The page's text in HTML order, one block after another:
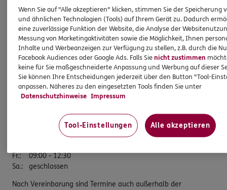
Am Griesetorn 2
59368 Werne
Tel: 02389/4030505
Mobil: 0171/2195038
Fax: 02389/4029081
Öffnungszeiten
09:00 - 12:30
09:00 - 12:30 und 14:00 - 17:30
09:00 - 12:30
Fr.:
09:00 - 12:30
Sa.: geschlossen
Nach Vereinbarung sind Termine auch außerhalb der
Wenn Sie auf "Alle akzeptieren" klicken, stimmen Sie der Speicherung
und ähnlichen Technologien (Tools) auf Ihrem Gerät zu. Dadurch
eine zuverlässige Funktion der Website, die Analyse der
Messung von Marketingaktivitäten sowie die Möglichkeit, Ihnen
Inhalte und Werbeanzeigen zur Verfügung zu stellen, z.B. durch die
Facebook Audiences oder Google Ads. Falls Sienicht zustimmen
keine für Sie maßgeschneiderte Anpassung und Werbung auf dieser
Sie können Ihre Entscheidungen jederzeit über den Button "Tool-
anpassen. Näheres zu den eingesetzten Tools finden Sie unter
Datenschutzhinweise Impressum
Tool-Einstellungen Alle akzeptieren